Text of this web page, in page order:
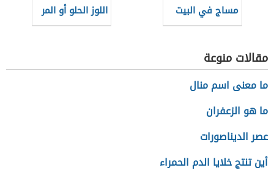
مساج في البيت
اللوز الحلو أو المر
للبشرة
مقالات منوعة
ما معنى اسم منال
ما هو الزعفران
عصر الديناصورات
أين تنتج خلايا الدم الحمراء